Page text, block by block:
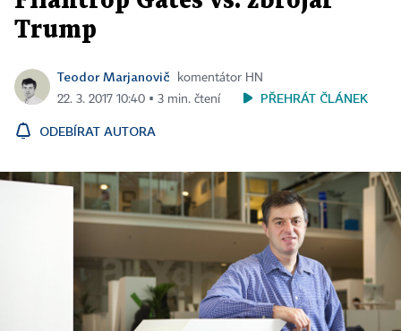
Trump
Teodor Marjanovič
komentátor HN
22. 3. 2017 10:40 ▪ 3 min. čtení
PŘEHRÁT ČLÁNEK
ODEBÍRAT AUTORA